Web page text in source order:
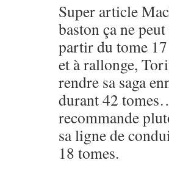
Super article
baston ça ne
partir du tome
et à rallonge,
rendre sa saga
durant 42
recommande
sa ligne de
18 tomes.